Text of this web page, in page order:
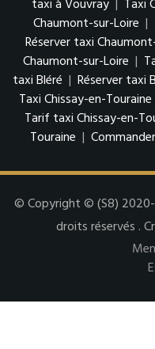
taxi à Vouvray | Taxi
Chaumont-sur-Loire |
Réserver taxi
Chaumont-sur-Loire |
taxi Bléré | Réserver taxi
Taxi Chissay-en-Touraine
Tarif taxi Chissay-en-
Touraine |
© Copyright © (S8) 2020-
droits réservés .